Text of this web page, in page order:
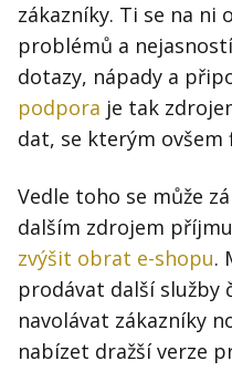
zákazníky. Ti se na ni
problémů a
dotazy, nápady a
podpora je tak
dat, se kterým
Vedle toho se může
dalším zdrojem
zvýšit obrat e-shopu.
prodávat další služby
navolávat zákazníky
nabízet dražší verze